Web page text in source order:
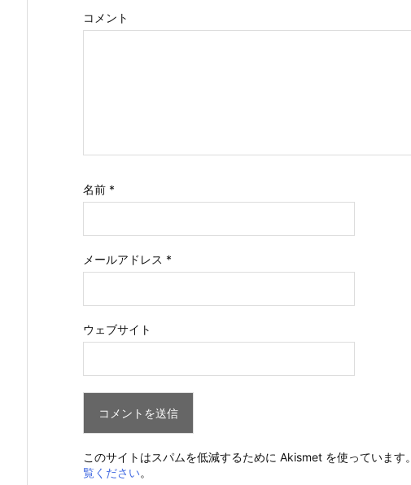
コメント
名前 *
メールアドレス *
ウェブサイト
このサイトはスパムを低減するために Akismet を使っています。
覧ください。